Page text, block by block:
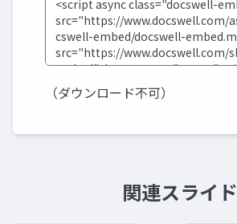
（ダウンロード不可）
関連スライド